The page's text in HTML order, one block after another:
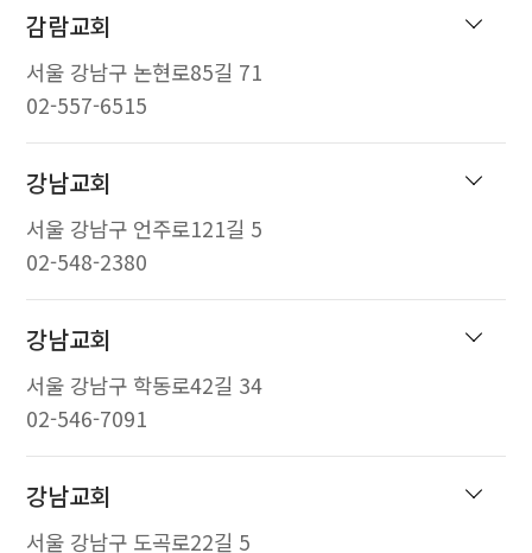
감람교회
서울 강남구 논현로85길 71
02-557-6515
강남교회
서울 강남구 언주로121길 5
02-548-2380
강남교회
서울 강남구 학동로42길 34
02-546-7091
강남교회
서울 강남구 도곡로22길 5